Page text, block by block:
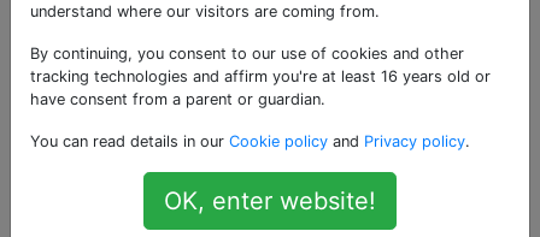
«vlan»
Pour les questions sur les réseaux locaux virtuels
autrement un seul domaine de diffusion OSI couche 2
en plusieurs domaines de diffusion OSI couche 2
understand where our visitors are coming from.
By continuing, you consent to our use of cookies and other
tracking technologies and affirm you're at least 16 years old or
have consent from a parent or guardian.
You can read details in our Cookie policy and Privacy policy.
OK, enter website!